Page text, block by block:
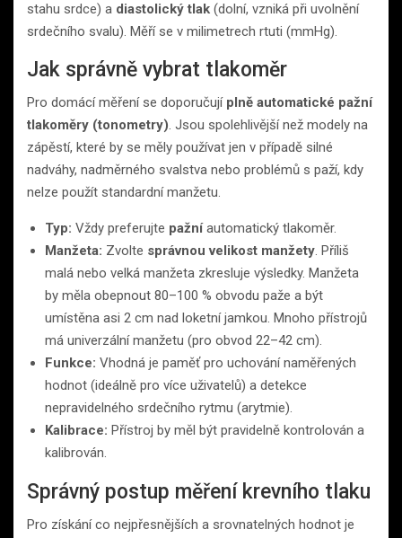
stahu srdce) a diastolický tlak (dolní, vzniká při uvolnění
srdečního svalu). Měří se v milimetrech rtuti (mmHg).
Jak správně vybrat tlakoměr
Pro domácí měření se doporučují plně automatické pažní
tlakoměry (tonometry). Jsou spolehlivější než modely na
zápěstí, které by se měly používat jen v případě silné
nadváhy, nadměrného svalstva nebo problémů s paží, kdy
nelze použít standardní manžetu.
Typ: Vždy preferujte pažníautomatický tlakoměr.
Manžeta: Zvolte správnou velikost manžety. Příliš
malá nebo velká manžeta zkresluje výsledky. Manžeta
by měla obepnout 80–100 % obvodu paže a být
umístěna asi 2 cm nad loketní jamkou. Mnoho přístrojů
má univerzální manžetu (pro obvod 22–42 cm).
Funkce: Vhodná je paměť pro uchování naměřených
hodnot (ideálně pro více uživatelů) a detekce
nepravidelného srdečního rytmu (arytmie).
Kalibrace: Přístroj by měl být pravidelně kontrolován a
kalibrován.
Správný postup měření krevního tlaku
Pro získání co nejpřesnějších a srovnatelných hodnot je